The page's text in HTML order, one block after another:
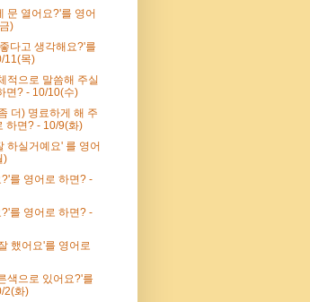
문 열어요?'를 영어
)
다고 생각해요?'를
11(목)
적으로 말씀해 주실
면? - 10/10(수)
더) 명료하게 해 주
하면? - 10/9(화)
하실거예요' 를 영어
)
를 영어로 하면? -
를 영어로 하면? -
했어요'를 영어로
색으로 있어요?'를
2(화)